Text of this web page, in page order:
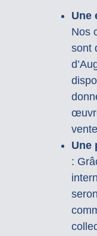
Une
Nos
sont
Une
: